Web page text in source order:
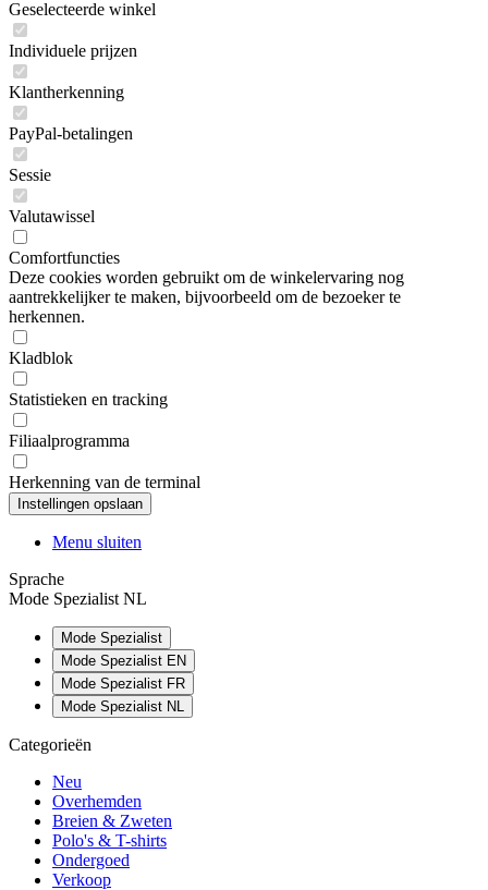
Geselecteerde winkel
Individuele prijzen
Klantherkenning
PayPal-betalingen
Sessie
Valutawissel
Comfortfuncties
Deze cookies worden gebruikt om de winkelervaring nog
aantrekkelijker te maken, bijvoorbeeld om de bezoeker te
herkennen.
Kladblok
Statistieken en tracking
Filiaalprogramma
Herkenning van de terminal
Menu sluiten
Sprache
Mode Spezialist NL
Mode Spezialist
Mode Spezialist EN
Mode Spezialist FR
Mode Spezialist NL
Categorieën
Neu
Overhemden
Breien & Zweten
Polo's & T-shirts
Ondergoed
Verkoop